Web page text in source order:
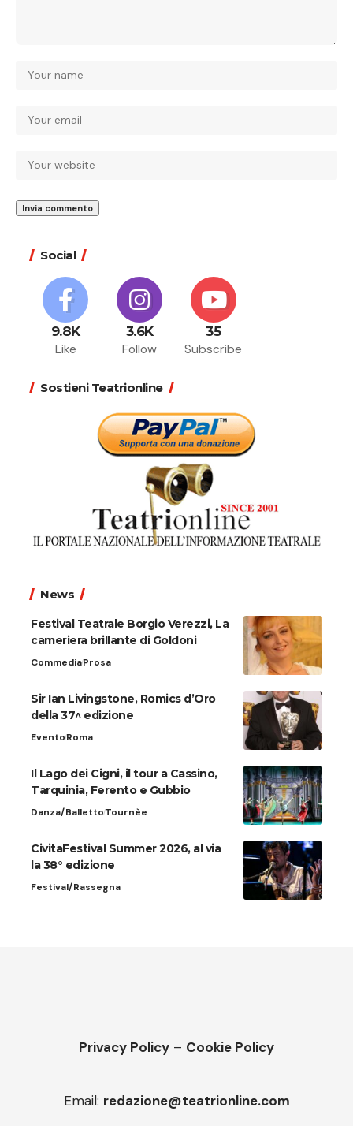
Social
9.8K
Like
3.6K
Follow
35
Subscribe
Sostieni Teatrionline
News
Festival Teatrale Borgio Verezzi, La
cameriera brillante di Goldoni
CommediaProsa
Sir Ian Livingstone, Romics d’Oro
della 37^ edizione
EventoRoma
Il Lago dei Cigni, il tour a Cassino,
Tarquinia, Ferento e Gubbio
Danza/BallettoTournèe
CivitaFestival Summer 2026, al via
la 38° edizione
Festival/Rassegna
Privacy Policy – Cookie Policy
Email: redazione@teatrionline.com